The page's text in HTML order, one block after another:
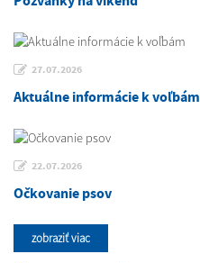
27.07.2026
Aktuálne informácie k voľbám
22.07.2026
Očkovanie psov
zobraziť viac